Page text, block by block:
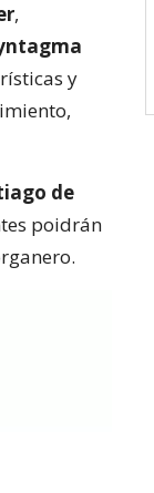
,
y
de
poidrán